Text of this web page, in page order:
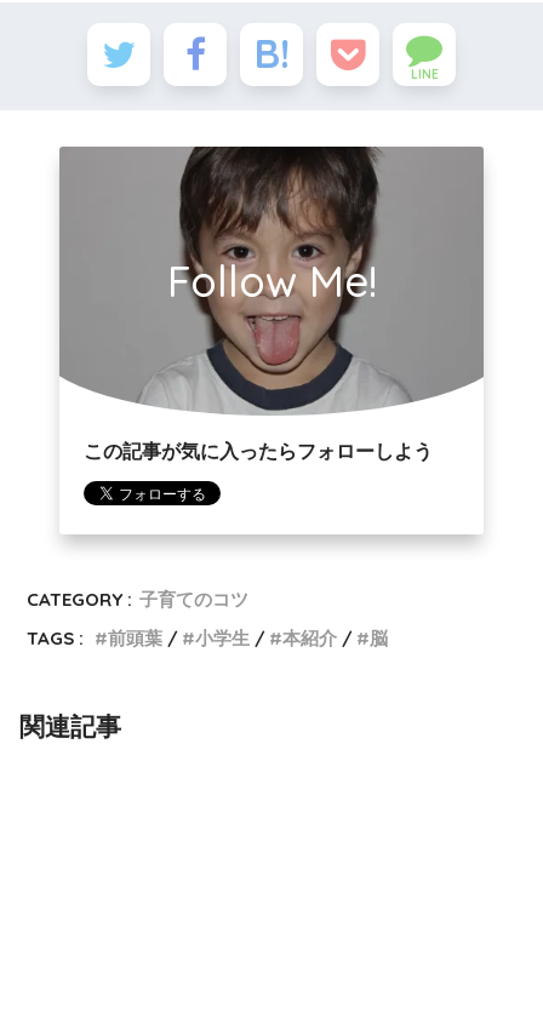
LINE
Follow Me!
この記事が気に入ったらフォローしよう
CATEGORY : 子育てのコツ
TAGS :
前頭葉 小学生 本紹介 脳
関連記事